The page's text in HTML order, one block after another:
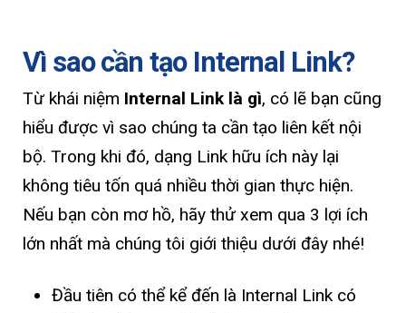
Vì sao cần tạo Internal Link?
Từ khái niệm Internal Link là gì, có lẽ bạn cũng
hiểu được vì sao chúng ta cần tạo liên kết nội
bộ. Trong khi đó, dạng Link hữu ích này lại
không tiêu tốn quá nhiều thời gian thực hiện.
Nếu bạn còn mơ hồ, hãy thử xem qua 3 lợi ích
lớn nhất mà chúng tôi giới thiệu dưới đây nhé!
Đầu tiên có thể kể đến là Internal Link có